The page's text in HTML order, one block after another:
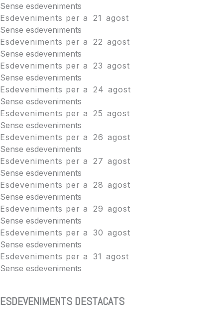
Sense esdeveniments
Esdeveniments per a
21 agost
Sense esdeveniments
Esdeveniments per a
22 agost
Sense esdeveniments
Esdeveniments per a
23 agost
Sense esdeveniments
Esdeveniments per a
24 agost
Sense esdeveniments
Esdeveniments per a
25 agost
Sense esdeveniments
Esdeveniments per a
26 agost
Sense esdeveniments
Esdeveniments per a
27 agost
Sense esdeveniments
Esdeveniments per a
28 agost
Sense esdeveniments
Esdeveniments per a
29 agost
Sense esdeveniments
Esdeveniments per a 30 agost
Sense esdeveniments
Esdeveniments per a 31 agost
Sense esdeveniments
ESDEVENIMENTS DESTACATS